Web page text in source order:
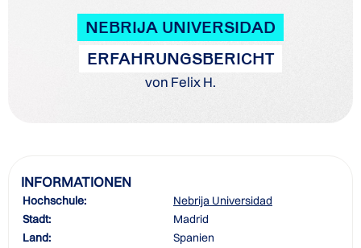
NEBRIJA UNIVERSIDAD
ERFAHRUNGSBERICHT
von Felix H.
INFORMATIONEN
Hochschule:
Nebrija Universidad
Stadt:
Madrid
Land:
Spanien